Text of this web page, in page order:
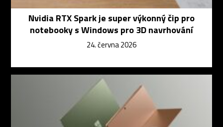
Nvidia RTX Spark je super výkonný čip pro
notebooky s Windows pro 3D navrhování
24. června 2026